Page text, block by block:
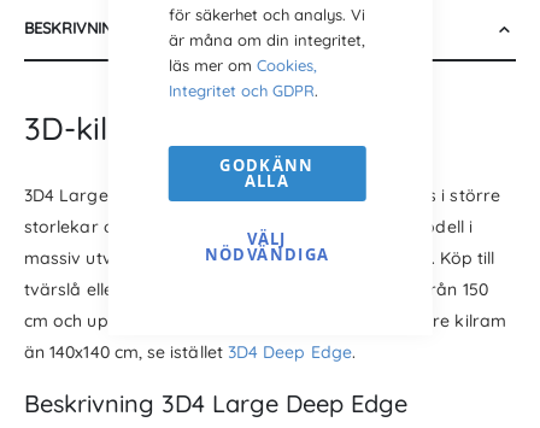
för säkerhet och analys. Vi
är måna om din integritet,
läs mer om Cookies,
Integritet och GDPR.
GODKÄNN
ALLA
VÄLJ
NÖDVÄNDIGA
BESKRIVNING
3D-kilram för större tavlor
3D4 Large Deep Edge är en kilram som kan köpas i större
storlekar och mått. 3D-kilramen är en prisvärd modell i
massiv utvald svensk furu. Hög kvalité till lågt pris. Köp till
tvärslå eller kors (rekommenderas med längder från 150
cm och uppåt). Max 280x280 cm. Behöver du mindre kilram
än 140x140 cm, se istället 3D4 Deep Edge.
Beskrivning 3D4 Large Deep Edge